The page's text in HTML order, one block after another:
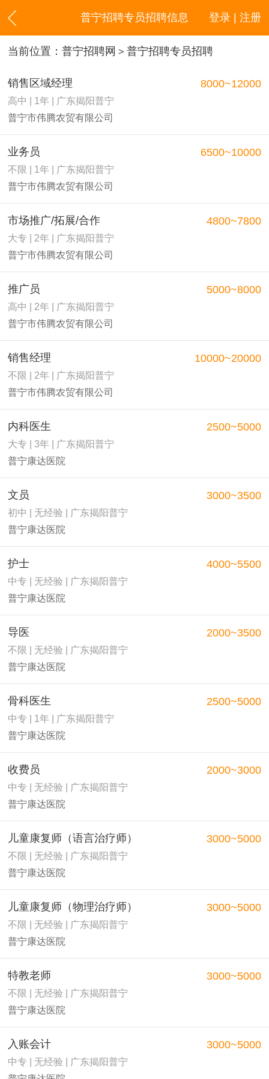
登录 | 注册
普宁招聘专员招聘信息
当前位置： 普宁招聘网 ＞普宁招聘专员招聘
销售区域经理
高中 | 1年 | 广东揭阳普宁
普宁市伟腾农贸有限公司
8000~12000
业务员
不限 | 1年 | 广东揭阳普宁
普宁市伟腾农贸有限公司
6500~10000
市场推广/拓展/合作
大专 | 2年 | 广东揭阳普宁
普宁市伟腾农贸有限公司
4800~7800
推广员
高中 | 2年 | 广东揭阳普宁
普宁市伟腾农贸有限公司
5000~8000
销售经理
不限 | 2年 | 广东揭阳普宁
普宁市伟腾农贸有限公司
10000~20000
内科医生
大专 | 3年 | 广东揭阳普宁
普宁康达医院
2500~5000
文员
初中 | 无经验 | 广东揭阳普宁
普宁康达医院
3000~3500
护士
中专 | 无经验 | 广东揭阳普宁
普宁康达医院
4000~5500
导医
不限 | 无经验 | 广东揭阳普宁
普宁康达医院
2000~3500
骨科医生
中专 | 1年 | 广东揭阳普宁
普宁康达医院
2500~5000
收费员
中专 | 无经验 | 广东揭阳普宁
普宁康达医院
2000~3000
儿童康复师（语言治疗师）
不限 | 无经验 | 广东揭阳普宁
普宁康达医院
3000~5000
儿童康复师（物理治疗师）
不限 | 无经验 | 广东揭阳普宁
普宁康达医院
3000~5000
特教老师
不限 | 无经验 | 广东揭阳普宁
普宁康达医院
3000~5000
入账会计
中专 | 无经验 | 广东揭阳普宁
3000~5000